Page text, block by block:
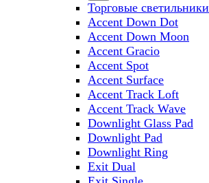
Торговые светильники
Accent Down Dot
Accent Down Moon
Accent Gracio
Accent Spot
Accent Surface
Accent Track Loft
Accent Track Wave
Downlight Glass Pad
Downlight Pad
Downlight Ring
Exit Dual